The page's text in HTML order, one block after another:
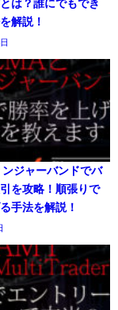
は？誰にでもでき
解説！
ンジャーバンドでバ
を攻略！順張りで
手法を解説！